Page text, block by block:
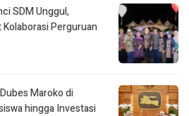
SDM Unggul,
Perguruan
Maroko di
hingga Investasi